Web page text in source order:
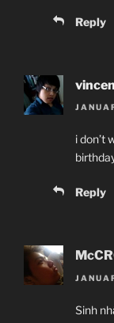
Reply
i don’t
Reply
Sinh